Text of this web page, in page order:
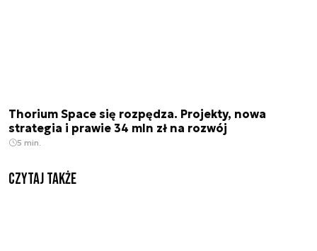
Thorium Space się rozpędza. Projekty, nowa
strategia i prawie 34 mln zł na rozwój
5 min.
Czytaj także